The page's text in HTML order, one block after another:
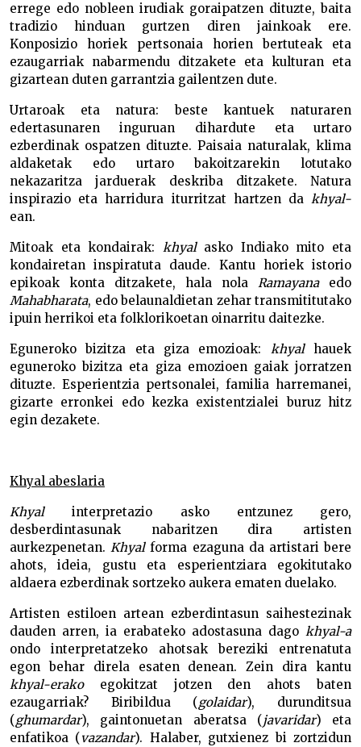
errege edo nobleen irudiak goraipatzen dituzte, baita
tradizio hinduan gurtzen diren jainkoak ere.
Konposizio horiek pertsonaia horien bertuteak eta
ezaugarriak nabarmendu ditzakete eta kulturan eta
gizartean duten garrantzia gailentzen dute.
Urtaroak eta natura: beste kantuek naturaren
edertasunaren inguruan dihardute eta urtaro
ezberdinak ospatzen dituzte. Paisaia naturalak, klima
aldaketak edo urtaro bakoitzarekin lotutako
nekazaritza jarduerak deskriba ditzakete. Natura
inspirazio eta harridura iturritzat hartzen da khyal-
ean.
Mitoak eta kondairak: khyal asko Indiako mito eta
kondairetan inspiratuta daude. Kantu horiek istorio
epikoak konta ditzakete, hala nola Ramayana edo
Mahabharata, edo belaunaldietan zehar transmititutako
ipuin herrikoi eta folklorikoetan oinarritu daitezke.
Eguneroko bizitza eta giza emozioak: khyal hauek
eguneroko bizitza eta giza emozioen gaiak jorratzen
dituzte. Esperientzia pertsonalei, familia harremanei,
gizarte erronkei edo kezka existentzialei buruz hitz
egin dezakete.
Khyal abeslaria
Khyalinterpretazio asko entzunez gero,
desberdintasunak nabaritzen dira artisten
aurkezpenetan.Khyalforma ezaguna da artistari bere
ahots, ideia, gustu eta esperientziara egokitutako
aldaera ezberdinak sortzeko aukera ematen duelako.
Artisten estiloen artean ezberdintasun saihestezinak
dauden arren, ia erabateko adostasuna dago khyal-a
ondo interpretatzeko ahotsak bereziki entrenatuta
egon behar direla esaten denean. Zein dira kantu
khyal-erako egokitzat jotzen den ahots baten
ezaugarriak? Biribildua (golaidar), durunditsua
(ghumardar), gaintonuetan aberatsa ( javaridar) eta
enfatikoa ( vazandar). Halaber, gutxienez bi zortzidun